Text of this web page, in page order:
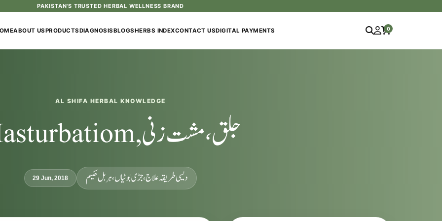
PAKISTAN'S TRUSTED HERBAL WELLNESS BRAND
ABOUT USPRODUCTSDIAGNOSISBLOGSHERBS INDEXCONTACT USDIGITAL PAYMENTS 0
AL SHIFA HERBAL KNOWLEDGE
جلق، مشت زنی,Masturbatiom
29 Jun, 2018 دیسی طریقہ علاج، جڑی بوٹیاں، ہربل حکیم